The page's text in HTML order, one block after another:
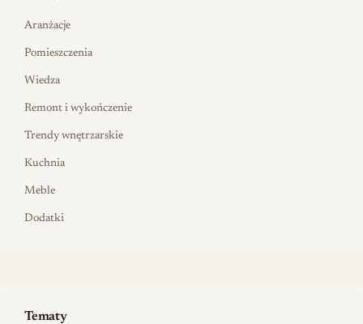
Aranżacje
Pomieszczenia
Wiedza
Remont i wykończenie
Trendy wnętrzarskie
Kuchnia
Meble
Dodatki
Tematy